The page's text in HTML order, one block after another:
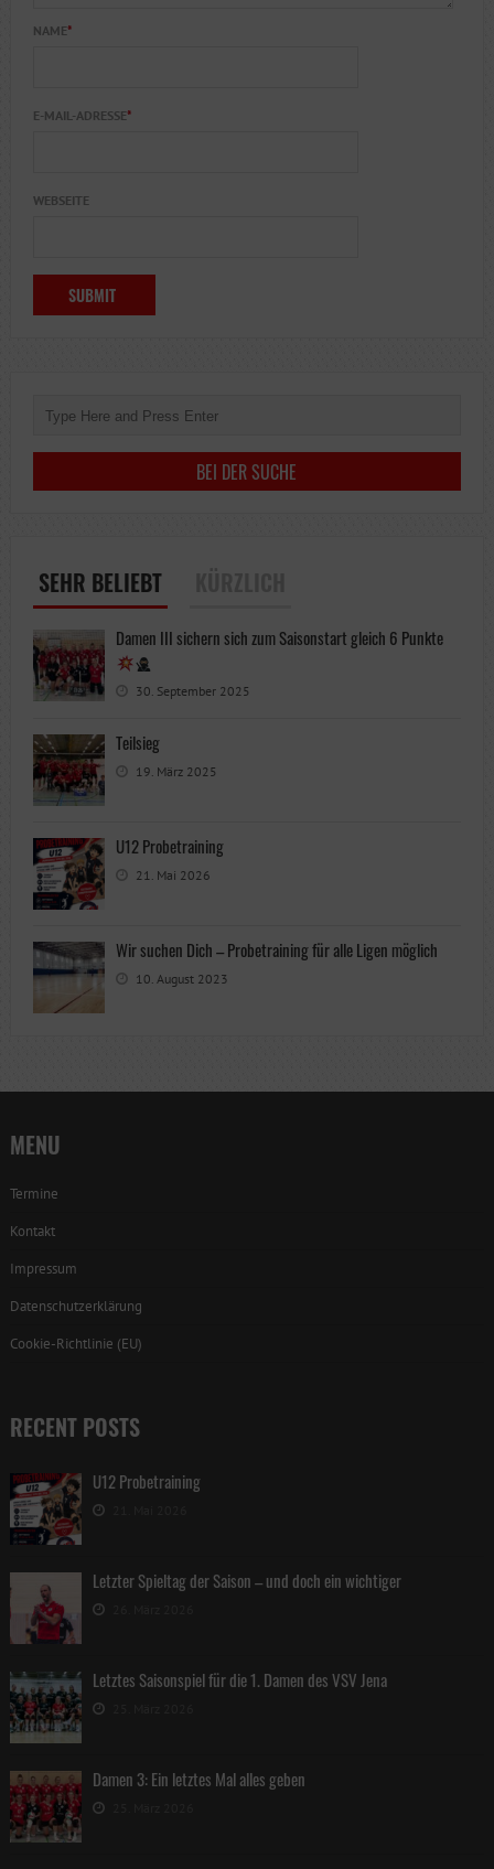
NAME*
E-MAIL-ADRESSE*
WEBSEITE
SEHR BELIEBT
Damen III sichern sich zum Saisonstart gleich 6 Punkte
30. September 2025
Teilsieg
19. März 2025
U12 Probetraining
21. Mai 2026
Wir suchen Dich – Probetraining für alle Ligen möglich
10. August 2023
MENU
Termine
Kontakt
Impressum
Datenschutzerklärung
Cookie-Richtlinie (EU)
RECENT POSTS
U12 Probetraining
Letzter Spieltag der Saison – und doch ein wichtiger
Letztes Saisonspiel für die 1. Damen des VSV Jena
Damen 3: Ein letztes Mal alles geben